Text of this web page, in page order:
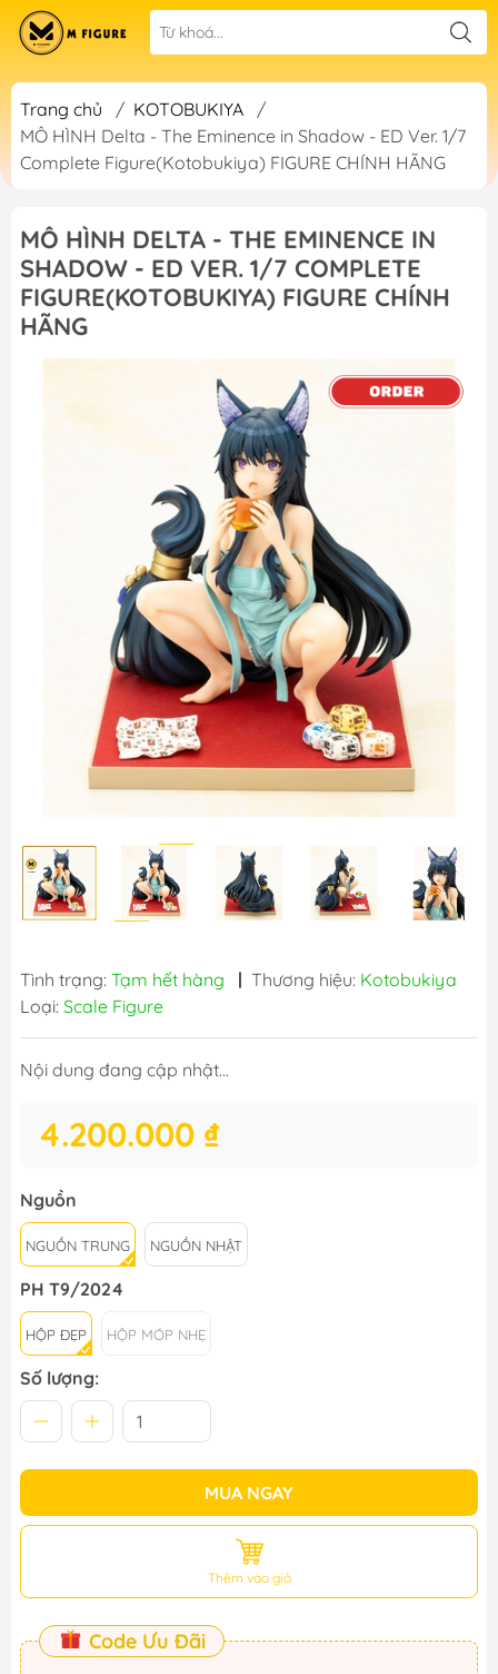
Trang chủ / KOTOBUKIYA
/
MÔ HÌNH Delta - The Eminence in Shadow - ED Ver. 1/7
Complete Figure(Kotobukiya) FIGURE CHÍNH HÃNG
MÔ HÌNH DELTA - THE EMINENCE IN
SHADOW - ED VER. 1/7 COMPLETE
FIGURE(KOTOBUKIYA) FIGURE CHÍNH
HÃNG
Tình trạng: Tạm hết hàng | Thương hiệu: Kotobukiya
Loại: Scale Figure
Nội dung đang cập nhật...
4.200.000 ₫
Nguồn
NGUỒN TRUNG NGUỒN NHẬT
PH T9/2024
HỘP ĐẸP HỘP MÓP NHẸ
Số lượng:
MUA NGAY
Thêm vào giỏ
Code Ưu Đãi